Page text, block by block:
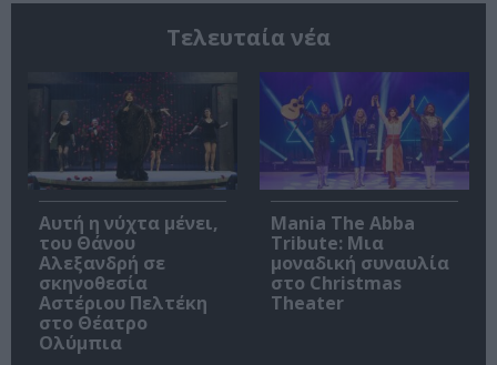
Τελευταία νέα
Αυτή η νύχτα μένει,
του Θάνου
Αλεξανδρή σε
σκηνοθεσία
Αστέριου Πελτέκη
στο Θέατρο
Ολύμπια
Mania The Abba
Tribute: Μια
μοναδική συναυλία
στο Christmas
Theater